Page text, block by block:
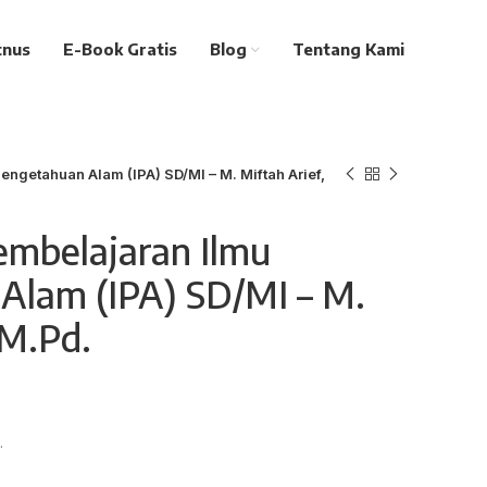
E-Book Gratis Blog Tentang Kami
Alam (IPA) SD/MI – M. Miftah Arief,
Ilmu
(IPA) SD/MI – M.